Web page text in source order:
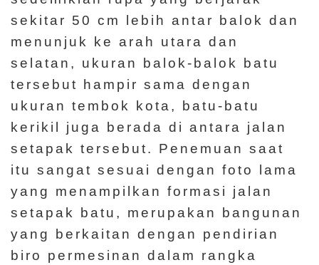
sekitar 50 cm lebih antar balok dan
menunjuk ke arah utara dan
selatan, ukuran balok-balok batu
tersebut hampir sama dengan
ukuran tembok kota, batu-batu
kerikil juga berada di antara jalan
setapak tersebut. Penemuan saat
itu sangat sesuai dengan foto lama
yang menampilkan formasi jalan
setapak batu, merupakan bangunan
yang berkaitan dengan pendirian
biro permesinan dalam rangka